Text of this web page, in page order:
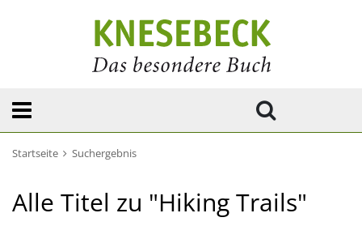
Startseite Suchergebnis
Alle Titel zu "Hiking Trails"